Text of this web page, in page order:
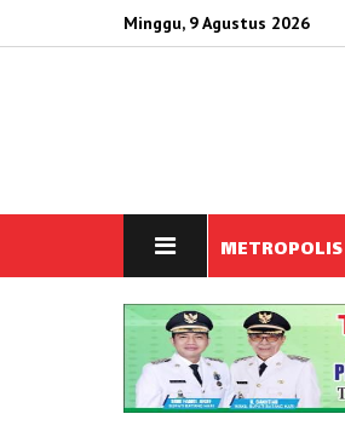
Minggu, 9 Agustus 2026
METROPOLIS